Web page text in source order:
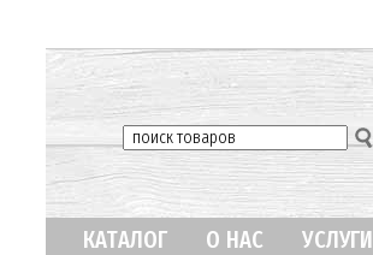
КАТАЛОГ О НАС УСЛУГИ